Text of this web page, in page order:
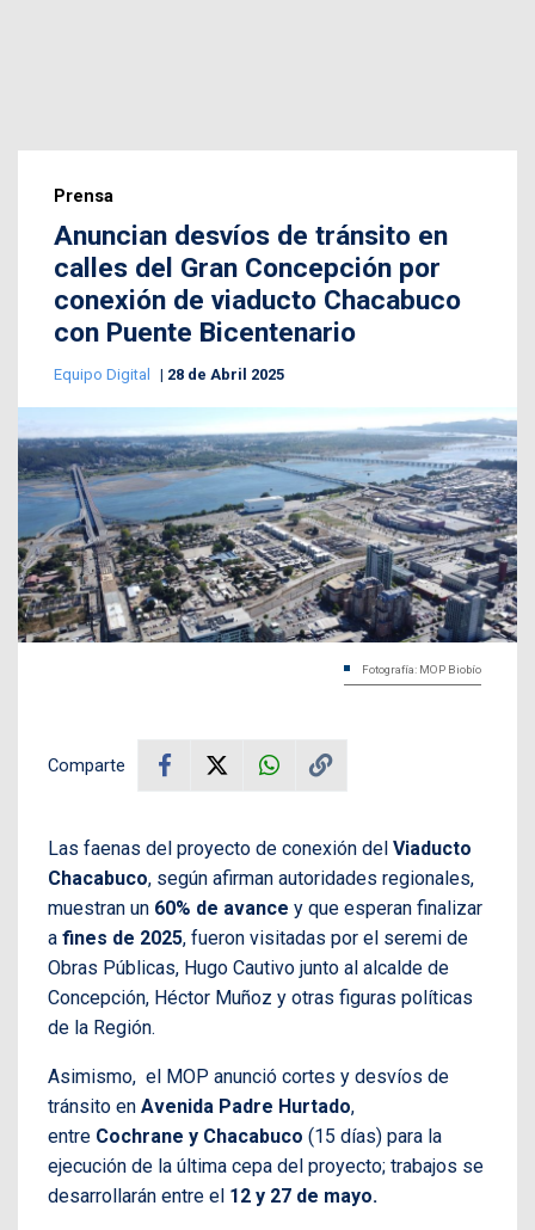
Prensa
Anuncian desvíos de tránsito en
calles del Gran Concepción por
conexión de viaducto Chacabuco
con Puente Bicentenario
Equipo Digital 28 de Abril 2025
Fotografía: MOP Biobío
Comparte
Las faenas del proyecto de conexión del Viaducto
Chacabuco, según afirman autoridades regionales,
muestran un 60% de avance y que esperan finalizar
a fines de 2025, fueron visitadas por el seremi de
Obras Públicas, Hugo Cautivo junto al alcalde de
Concepción, Héctor Muñoz y otras figuras políticas
de la Región.
Asimismo, el MOP anunció cortes y desvíos de
tránsito en Avenida Padre Hurtado,
entre Cochrane y Chacabuco (15 días) para la
ejecución de la última cepa del proyecto; trabajos se
desarrollarán entre el 12 y 27 de mayo.